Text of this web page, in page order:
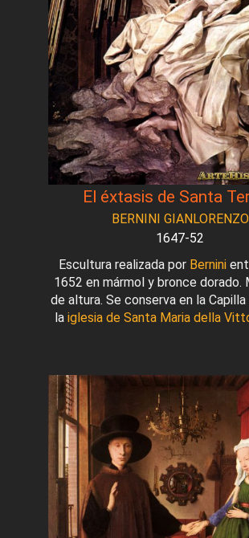
El éxtasis de Santa
BERNINI GIANLORENZO
1647-52
Escultura realizada por Bernini
1652 en mármol y bronce dorado.
de altura. Se conserva en la Capilla
la iglesia de Santa Maria della